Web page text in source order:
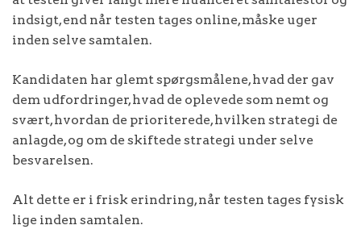
indsigt, end når testen tages online, måske uger
inden selve samtalen.
Kandidaten har glemt spørgsmålene, hvad der gav
dem udfordringer, hvad de oplevede som nemt og
svært, hvordan de prioriterede, hvilken strategi de
anlagde, og om de skiftede strategi under selve
besvarelsen.
Alt dette er i frisk erindring, når testen tages fysisk
lige inden samtalen.